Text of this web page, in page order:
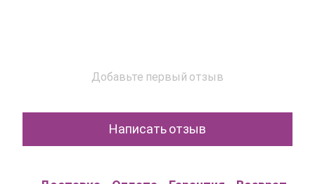
Добавьте первый отзыв
Написать отзыв